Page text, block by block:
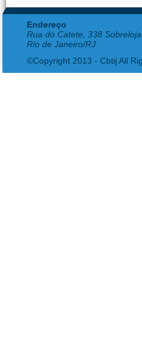
Endereço
Rua do Catete, 338
Rio de Janeiro/RJ
©Copyright 2013 - Cbtij All